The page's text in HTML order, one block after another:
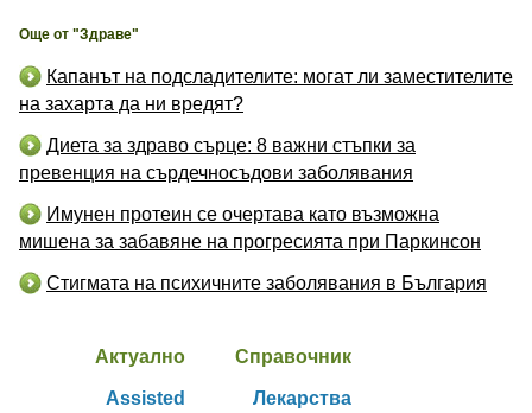
Още от "Здраве"
Капанът на подсладителите: могат ли заместителите
на захарта да ни вредят?
Диета за здраво сърце: 8 важни стъпки за
превенция на сърдечносъдови заболявания
Имунен протеин се очертава като възможна
мишена за забавяне на прогресията при Паркинсон
Стигмата на психичните заболявания в България
Актуално
Assisted
Справочник
Лекарства